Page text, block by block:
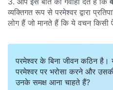
सहभागिता करें।
व्यक्तिगत रूप से परमेश्वर द्वारा
लोग हैं जो मानते हैं कि ये वचन किसी
व्यक्त किए गए वचनों और पवित्र आत्मा
गए शब्दों के बीच क्या अंतर होता है?
परमेश्वर के बिना जीवन कठिन
परमेश्वर पर भरोसा करने और
उनके समक्ष आना चाहते हैं?